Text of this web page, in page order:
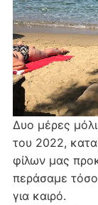
Δυο μέρες
του 2022,
φίλων μας
περάσαμε
για καιρό.